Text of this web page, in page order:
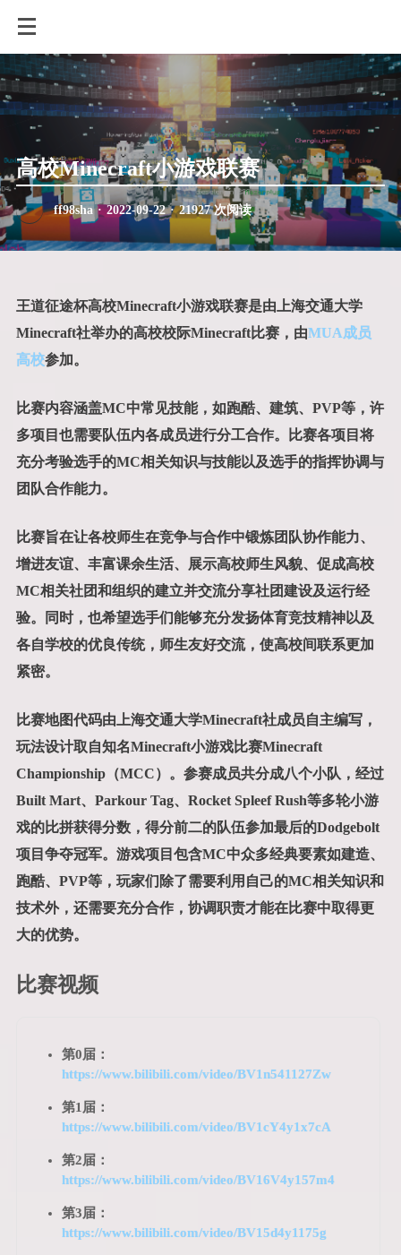
高校Minecraft小游戏联赛
ff98sha · 2022-09-22 · 21927 次阅读
王道征途杯高校Minecraft小游戏联赛是由上海交通大学
Minecraft社举办的高校校际Minecraft比赛，由MUA成员
高校参加。
比赛内容涵盖MC中常见技能，如跑酷、建筑、PVP等，许
多项目也需要队伍内各成员进行分工合作。比赛各项目将
充分考验选手的MC相关知识与技能以及选手的指挥协调与
团队合作能力。
比赛旨在让各校师生在竞争与合作中锻炼团队协作能力、
增进友谊、丰富课余生活、展示高校师生风貌、促成高校
MC相关社团和组织的建立并交流分享社团建设及运行经
验。同时，也希望选手们能够充分发扬体育竞技精神以及
各自学校的优良传统，师生友好交流，使高校间联系更加
紧密。
比赛地图代码由上海交通大学Minecraft社成员自主编写，
玩法设计取自知名Minecraft小游戏比赛Minecraft
Championship（MCC）。参赛成员共分成八个小队，经过
Built Mart、Parkour Tag、Rocket Spleef Rush等多轮小游
戏的比拼获得分数，得分前二的队伍参加最后的Dodgebolt
项目争夺冠军。游戏项目包含MC中众多经典要素如建造、
跑酷、PVP等，玩家们除了需要利用自己的MC相关知识和
技术外，还需要充分合作，协调职责才能在比赛中取得更
大的优势。
比赛视频
第0届：
https://www.bilibili.com/video/BV1n541127Zw
第1届：
https://www.bilibili.com/video/BV1cY4y1x7cA
第2届：
https://www.bilibili.com/video/BV16V4y157m4
第3届：
https://www.bilibili.com/video/BV15d4y1175g